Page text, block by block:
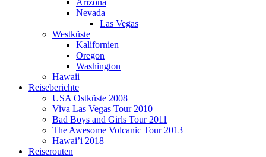
Arizona
Nevada
Las Vegas
Westküste
Kalifornien
Oregon
Washington
Hawaii
Reiseberichte
USA Ostküste 2008
Viva Las Vegas Tour 2010
Bad Boys and Girls Tour 2011
The Awesome Volcanic Tour 2013
Hawai’i 2018
Reiserouten